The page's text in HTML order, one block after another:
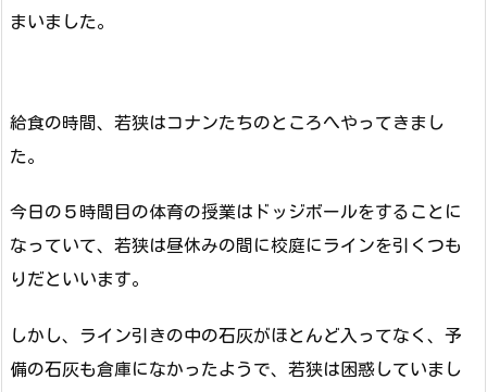
まいました。
給食の時間、若狭はコナンたちのところへやってきまし
た。
今日の５時間目の体育の授業はドッジボールをすることに
なっていて、若狭は昼休みの間に校庭にラインを引くつも
りだといいます。
しかし、ライン引きの中の石灰がほとんど入ってなく、予
備の石灰も倉庫になかったようで、若狭は困惑していまし